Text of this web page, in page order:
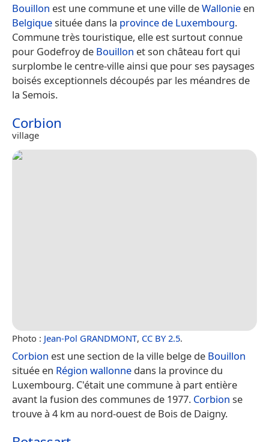
Bouillon est une commune et une ville deWallonie en
Belgiquesituée dans la province de Luxembourg.
Commune très touristique, elle est surtout connue
pour Godefroy de Bouillon et son château fort qui
surplombe le centre-ville ainsi que pour ses paysages
boisés exceptionnels découpés par les méandres de
la Semois.
Corbion
village
Photo : Jean-Pol GRANDMONT, CC BY 2.5.
Corbion est une section de la ville belge de Bouillon
située en Région wallonne dans la province du
Luxembourg. C'était une commune à part entière
avant la fusion des communes de 1977. Corbion se
trouve à 4 km au nord-ouest de Bois de Daigny.